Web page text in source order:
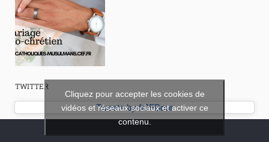
TWITTER
Tweets by frJFBour
Cliquez pour accepter les cookies de
vidéos et réseaux sociaux et activer ce
contenu.